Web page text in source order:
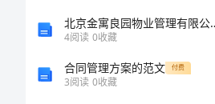
北京金寓良园物
4阅读 0收藏
合同管理方案的范文 付费
3阅读 0收藏